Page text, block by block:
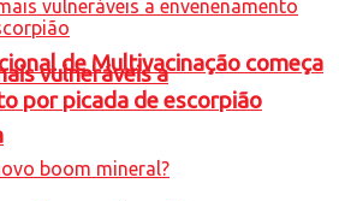
de Multivacinação começa
vulneráveis a
por picada de escorpião